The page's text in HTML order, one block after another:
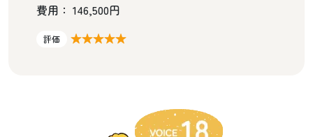
費用： 146,500円
評価 ★★★★★